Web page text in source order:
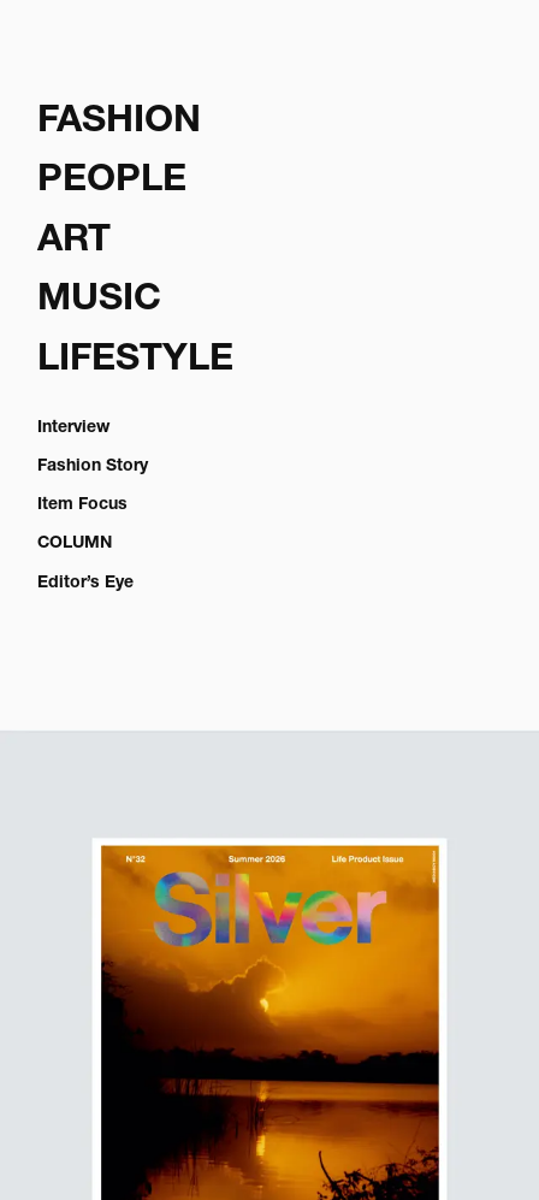
FASHION
PEOPLE
ART
MUSIC
LIFESTYLE
Interview
Fashion Story
Item Focus
COLUMN
Editor’s Eye